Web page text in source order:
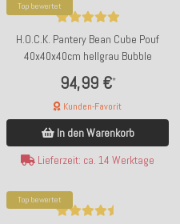
Top bewertet
H.O.C.K. Pantery Bean Cube Pouf
40x40x40cm hellgrau Bubble
94,99 €*
Kunden-Favorit
In den Warenkorb
Lieferzeit: ca. 14 Werktage
Top bewertet